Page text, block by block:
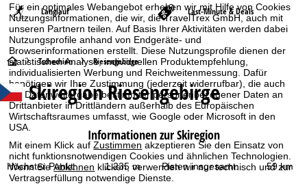
Für ein optimales Webangebot erheben wir mit Hilfe von Cookies
Nutzungsinformationen, die wir, die TravelTrex GmbH, auch mit
unseren Partnern teilen. Auf Basis Ihrer Aktivitäten werden dabei
Nutzungsprofile anhand von Endgeräte- und
Browserinformationen erstellt. Diese Nutzungsprofile dienen der
statistischen Analyse, individuellen Produktempfehlung,
individualisierten Werbung und Reichweitenmessung. Dafür
benötigen wir Ihre Zustimmung (jederzeit widerrufbar), die auch
die Datenweitergabe bestimmter personenbezogener Daten an
Drittanbieter in Drittländern außerhalb des Europäischen
Wirtschaftsraumes umfasst, wie Google oder Microsoft in den
USA.
Mit einem Klick aufZustimmen akzeptieren Sie den Einsatz von
nicht funktionsnotwendigen Cookies und ähnlichen Technologien.
Wenn SieAblehnen klicken, verwenden wir nur technisch und zur
Vertragserfüllung notwendige Dienste.
Langlauf Last-Minute & Deals
S
t
a
r
t
Tschechien Riesengebirge
Skiregion Riesengebirge
Informationen zur Skiregion
Höchster Punkt: 1.235 m Pisten insgesamt: 59 km